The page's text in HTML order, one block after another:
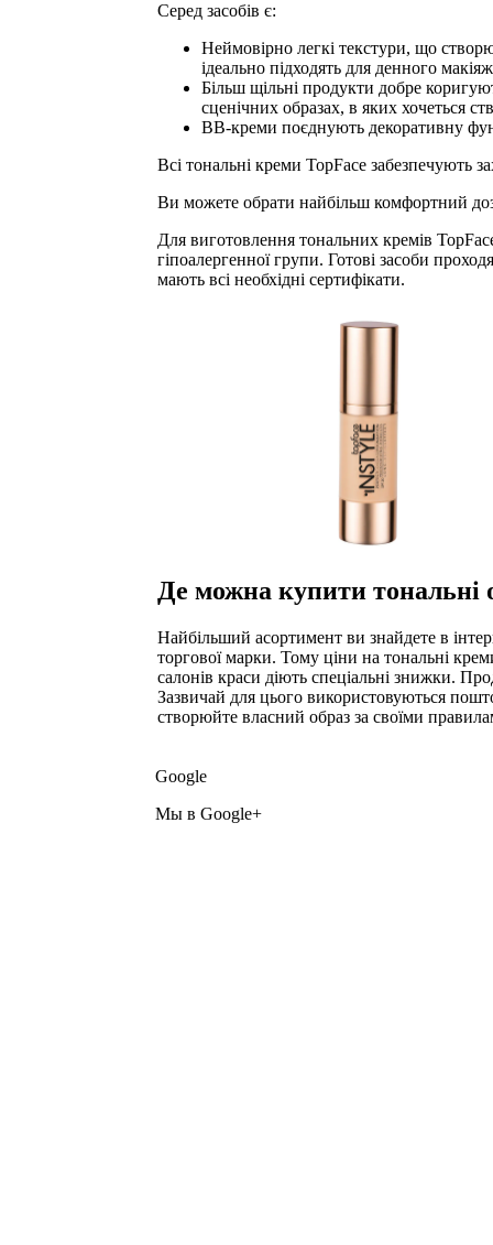
Серед засобів є:
Неймовірно легкі текстури, що
ідеально підходять для денного
Більш щільні продукти добре
сценічних образах, в яких хочеться
BB-креми поєднують декоративну
Всі тональні креми TopFace забезпечують
Ви можете обрати найбільш комфортний
Для виготовлення тональних кремів
гіпоалергенної групи. Готові засоби
мають всі необхідні сертифікати.
Де можна купити тональні
Найбільший асортимент ви знайдете в
торгової марки. Тому ціни на тональні
салонів краси діють спеціальні знижки.
Зазвичай для цього використовуються
створюйте власний образ за своїми
Google
Мы в Google+